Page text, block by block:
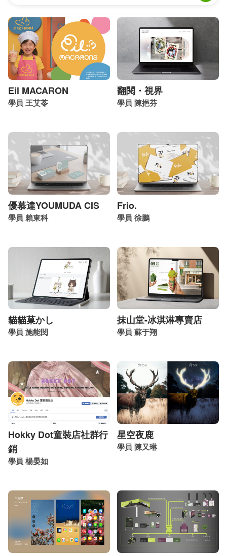
Eil MACARON
學員 王艾苓
翻閱・視界
學員 陳挹芬
優慕達YOUMUDA CIS
學員 賴東科
Frio.
學員 徐鵬
貓貓菓かし
學員 施能閔
抹山堂-冰淇淋專賣店
學員 蘇于翔
Hokky Dot童裝店社群行
銷
學員 楊晏如
星空夜鹿
學員 陳又琳